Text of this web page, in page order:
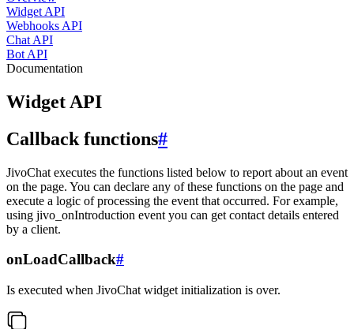
Widget API
Webhooks API
Chat API
Bot API
Documentation
Widget API
Callback functions#
JivoChat executes the functions listed below to report about an event
on the page. You can declare any of these functions on the page and
execute a logic of processing the event that occurred. For example,
using jivo_onIntroduction event you can get contact details entered
by a client.
onLoadCallback#
Is executed when JivoChat widget initialization is over.